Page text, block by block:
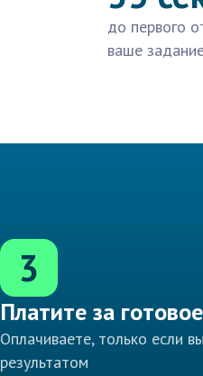
до первого
ваше
3
Платите за готовое
Оплачиваете, только если
результатом